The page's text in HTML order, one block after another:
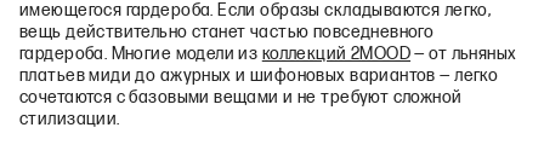
имеющегося гардероба. Если образы складываются легко,
вещь действительно станет частью повседневного
гардероба. Многие модели из коллекций 2MOOD — от льняных
платьев миди до ажурных и шифоновых вариантов — легко
сочетаются с базовыми вещами и не требуют сложной
стилизации.